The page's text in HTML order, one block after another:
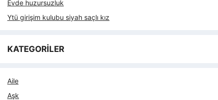
Evde huzursuzluk
Ytü girişim kulubu siyah saçlı kız
KATEGORİLER
Aile
Aşk